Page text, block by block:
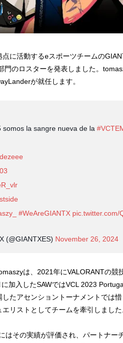
点に活動するeスポーツチームの
門のロスターを発表しました。
が就任します。
somos la sangre nueva de la
#WeAreGIANTX pic.twitter.com/
(@GIANTXES) November 26, 2024
は、2021年にVALORANTの
加入したSAWではVCL 2023
したアセンショントーナメントでは
エリストとしてチームを牽引しました
はその実績が評価され、パートナー